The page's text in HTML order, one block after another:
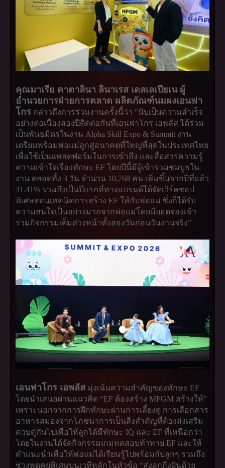
คุณมาเรีย คาตาลินา ลินาเรส เดลเลเปียเน ผู้
อำนวยการฝ่ายการตลาด ผลิตภัณฑ์นมผงเอนฟา
โกร กล่าวถึงการร่วมงานครั้งนี้ว่า “นับเป็นความสำเร็จ
อย่างต่อเนื่องสองปีติดต่อกันที่เอนฟาโกร เอพลัส ได้ร่วม
เป็นพันธมิตรในงาน Alpha Skill Expo & Summit งาน
เตรียมพร้อมพ่อแม่ลูกสู่อนาคตที่ใหญ่ที่สุดในประเทศไทย
เพื่อใช้เป็นแพลตฟอร์มในการเข้าถึง และสื่อสารความรู้
ความเข้าใจเรื่องทักษะ EF โดยปีนี้มีผู้เข้าร่วมชมบูธใน
งาน ตลอดทั้ง 3 วัน จำนวน 10,768 คน เพิ่มขึ้นจากปีที่แล้ว
31.41% รวมถึงเป็นปีแรกที่ทางแบรนด์ได้จัดเวิร์คชอป
พิเศษสอนเทคนิคการสร้าง EF ให้กับพ่อแม่ ซึ่งก็ได้รับ
ความสนใจเป็นอย่างมากจากพ่อแม่โดยมียอดจองเข้า
ร่วมกิจกรรมเต็มล่วงหน้าทั้งสองวันก่อนวันงานจริง”
เอนฟาโกร เอพลัส มุ่งเน้นความสำคัญของทักษะ EF
โดยนำเสนอผ่านแนวคิด “EF ต้องสร้าง MFGM สร้างให้”
เพราะนอกจากการฝึกทักษะผ่านการเลี้ยงดู การเลือกสาร
อาหารสมองจากโภชนาการเป็นสิ่งสำคัญที่ต้องส่งเสริม
ควบคู่กันไปเพื่อให้ลูกได้มีทักษะ IQ และ EF ที่เหนือกว่า
โดยในงานได้จัดกิจกรรมเกมทดสอบท้าทาย EF และให้
คำแนะนำเพื่อให้พ่อแม่ได้เรียนรู้ไปพร้อมกับลูกๆ รวมถึง
ช่วงพูดคุยพิเศษบนเวทีหลักในหัวข้อ “ส่งลูกถึงฝันด้วย